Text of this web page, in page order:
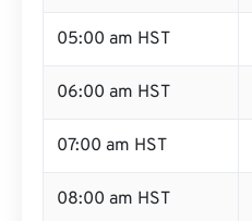
05:00 am HST
06:00 am HST
07:00 am HST
08:00 am HST